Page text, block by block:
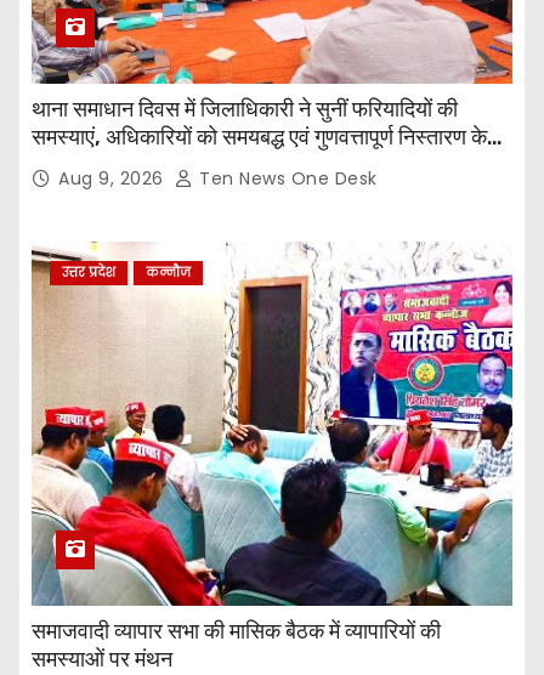
थाना समाधान दिवस में जिलाधिकारी ने सुनीं फरियादियों की
समस्याएं, अधिकारियों को समयबद्ध एवं गुणवत्तापूर्ण निस्तारण के
दिए निर्देश
Aug 9, 2026 Ten News One Desk
उत्तर प्रदेश कन्नौज
समाजवादी व्यापार सभा की मासिक बैठक में व्यापारियों की
समस्याओं पर मंथन